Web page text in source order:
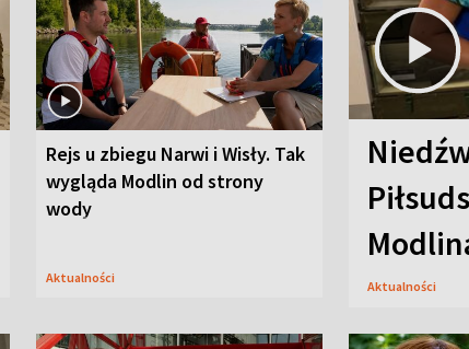
Rejs u zbiegu Narwi i Wisły. Tak
wygląda Modlin od strony
wody
Aktualności
Aktualności